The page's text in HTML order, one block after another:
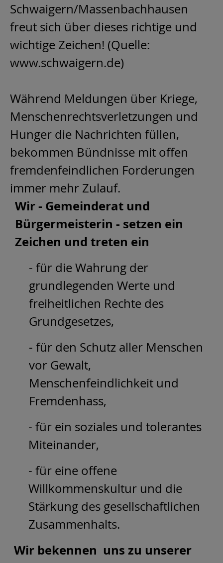
Schwaigern/Massenbachhausen
freut sich über dieses richtige und
wichtige Zeichen! (Quelle:
www.schwaigern.de)
Während Meldungen über Kriege,
Menschenrechtsverletzungen und
Hunger die Nachrichten füllen,
bekommen Bündnisse mit offen
fremdenfeindlichen Forderungen
immer mehr Zulauf.
Wir - Gemeinderat und
Bürgermeisterin - setzen ein
Zeichen und treten ein
- für die Wahrung der
grundlegenden Werte und
freiheitlichen Rechte des
Grundgesetzes,
- für den Schutz aller Menschen
vor Gewalt,
Menschenfeindlichkeit und
Fremdenhass,
- für ein soziales und tolerantes
Miteinander,
- für eine offene
Willkommenskultur und die
Stärkung des gesellschaftlichen
Zusammenhalts.
Wir bekennen uns zu unserer